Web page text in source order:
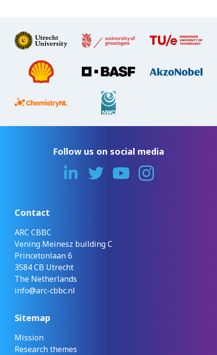
Follow us on social media
Contact
ARC CBBC
Vening Meinesz building C
Princetonlaan 6
3584 CB Utrecht
The Netherlands
info@arc-cbbc.nl
Sitemap
Mission
Research themes